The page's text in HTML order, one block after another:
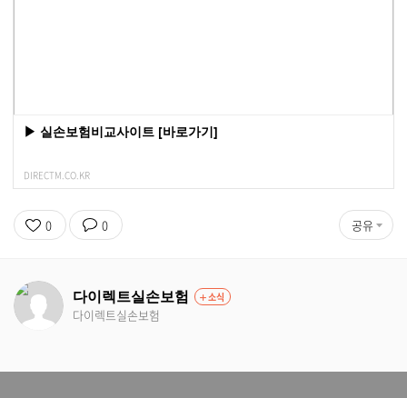
▶ 실손보험비교사이트 [바로가기]
DIRECTM.CO.KR
0 0 공유
소식
다이렉트실손보험
다이렉트실손보험